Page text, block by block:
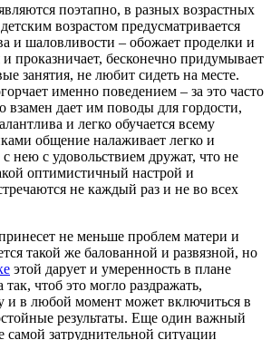
поэтапно, в разных возрастных
возрастом предусматривается
и шаловливости – обожает проделки и
проказничает, бесконечно придумывает
занятия, не любит сидеть на месте.
именно поведением – за это часто
взамен дает им поводы для гордости,
и легко обучается всему
общение налаживает легко и
нею с удовольствием дружат, что не
оптимистичный настрой и
не каждый раз и не во всех
не меньше проблем матери и
такой же балованной и развязной, но
этой дарует и умеренность в плане
чтоб это могло раздражать,
и в любой момент может включиться в
результаты. Еще один важный
затруднительной ситуации